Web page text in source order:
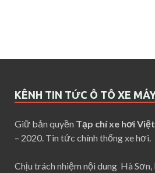
KÊNH TIN TỨC Ô TÔ XE
Giữ bản quyền Tạp chí xe hơi
– 2020. Tin tức chính thống xe hơi.
Chịu trách nhiệm nội dung Hà Sơn,